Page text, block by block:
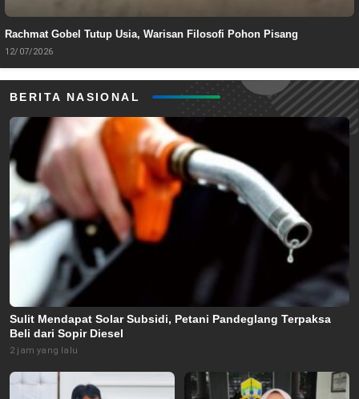
Rachmat Gobel Tutup Usia, Warisan Filosofi Pohon Pisang
12/07/2026
BERITA NASIONAL
Sulit Mendapat Solar Subsidi, Petani Pandeglang Terpaksa
Beli dari Sopir Diesel
2 jam yang lalu